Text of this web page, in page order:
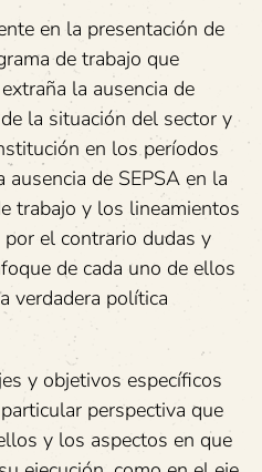
en la presentación de
de trabajo que
la ausencia de
la situación del sector y
en los períodos
de SEPSA en la
trabajo y los lineamientos
el contrario dudas y
de cada uno de ellos
verdadera política
y objetivos específicos
perspectiva que
y los aspectos en que